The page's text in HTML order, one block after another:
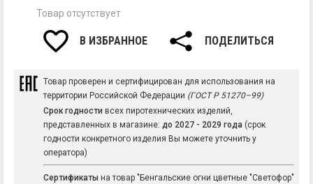
Товар отсутствует
В ИЗБРАННОЕ ПОДЕЛИТЬСЯ
Товар проверен и сертифицирован для использования на
территории Российской Федерации (ГОСТ Р 51270–99)
Срок годности всех пиротехнических изделий,
представленных в магазине: до 2027 - 2029 года (срок
годности конкретного изделия Вы можете уточнить у
оператора)
Сертификаты на товар "Бенгальские огни цветные "Светофор"